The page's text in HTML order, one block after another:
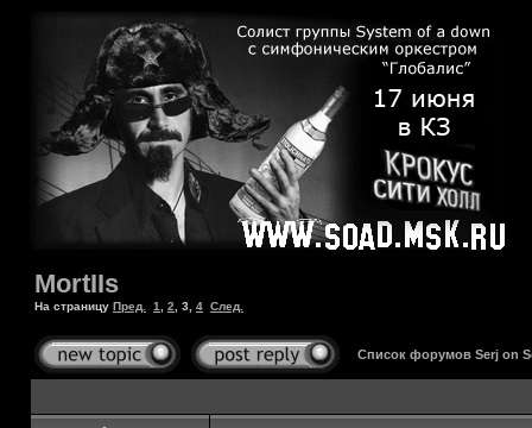
MortIIs
На страницу Пред. 1 2 3 4 След.
Список форумов Serj on